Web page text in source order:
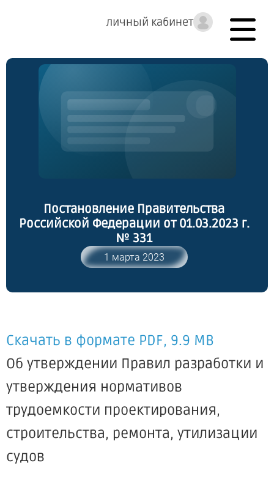
личный кабинет
Постановление Правительства
Российской Федерации от 01.03.2023 г.
№ 331
1 марта 2023
Скачать в формате PDF, 9.9 MB
Об утверждении Правил разработки и
утверждения нормативов
трудоемкости проектирования,
строительства, ремонта, утилизации
судов